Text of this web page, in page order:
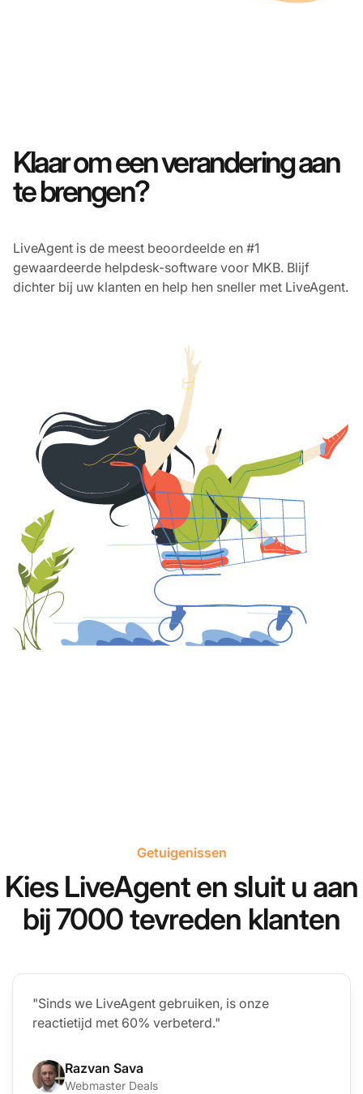
Klaar om een verandering aan
te brengen?
LiveAgent is de meest beoordeelde en #1
gewaardeerde helpdesk-software voor MKB. Blijf
dichter bij uw klanten en help hen sneller met LiveAgent.
Getuigenissen
Kies LiveAgent en sluit u aan
bij 7000 tevreden klanten
"Sinds we LiveAgent gebruiken, is onze
reactietijd met 60% verbeterd."
Razvan Sava
Webmaster Deals